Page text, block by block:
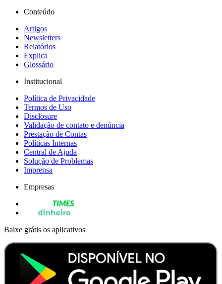
Conteúdo
Artigos
Newsletters
Relatórios
Explica
Glossário
Institucional
Política de Privacidade
Termos de Uso
Disclosure
Validação de contato e denúncia
Prestação de Contas
Políticas Internas
Central de Ajuda
Solução de Problemas
Imprensa
Empresas
Baixe grátis os aplicativos